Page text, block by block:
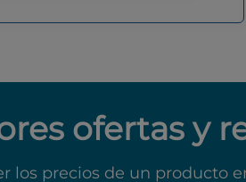
ofertas y
los precios de un producto